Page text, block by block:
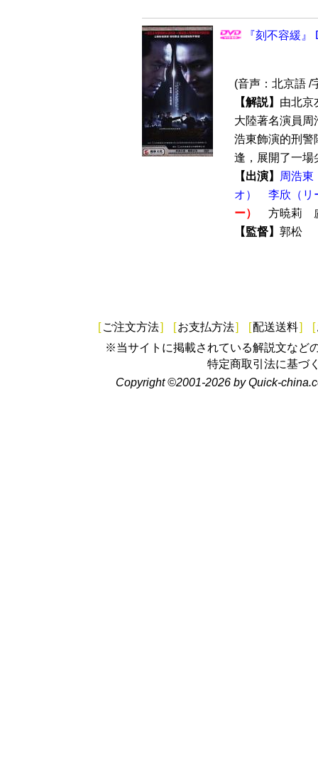
『刻不容緩
(音声：北京語 /
【解説】 由北京
大陸著名演員周
浩東飾演的刑警
逢，展開了一場
【出演】
周浩東
オ）
李欣（リ
ー）
方暁莉
【監督】 郭松
[ ご注文方法] [お支払方法] [配送送料] [
※当サイトに掲載されている解説文など
特定商取引法に基づ
Copyright ©2001-2026 by Quick-